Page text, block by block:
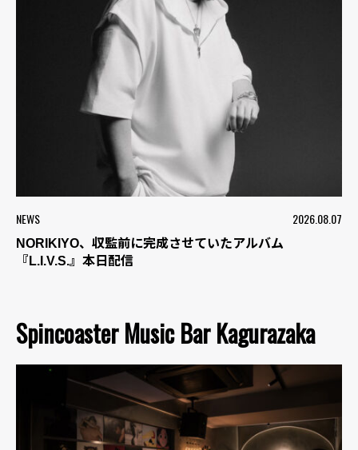
NEWS 2026.08.07
NORIKIYO、収監前に完成させていたアルバム
『L.I.V.S.』本日配信
Spincoaster Music Bar Kagurazaka